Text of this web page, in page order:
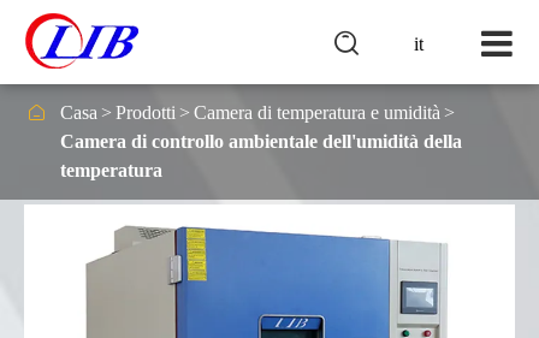
it

 Casa Prodotti
Camera di temperatura e umidità
Camera di controllo ambientale dell'umidità della
temperatura